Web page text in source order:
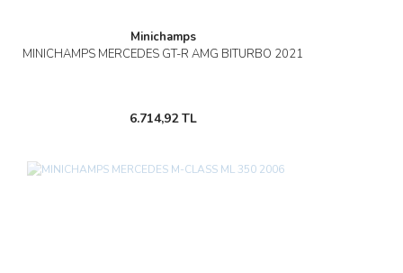
Minichamps
MINICHAMPS MERCEDES GT-R AMG BITURBO 2021
6.714,92 TL